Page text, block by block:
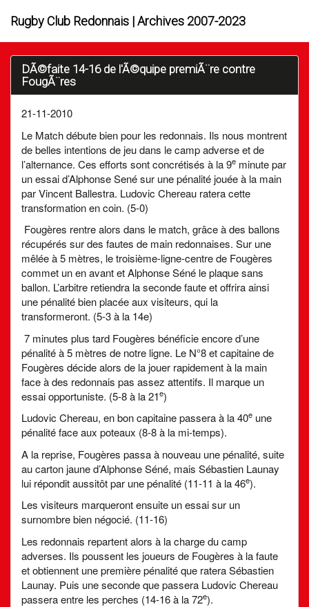
Rugby Club Redonnais | Archives 2007-2023
DÃ©faite 14-16 de l'Ã©quipe premiÃ¨re contre
FougÃ¨res
21-11-2010
Le Match débute bien pour les redonnais. Ils nous montrent
de belles intentions de jeu dans le camp adverse et de
l’alternance. Ces efforts sont concrétisés à la 9e minute par
un essai d’Alphonse Sené sur une pénalité jouée à la main
par Vincent Ballestra. Ludovic Chereau ratera cette
transformation en coin. (5-0)
Fougères rentre alors dans le match, grâce à des ballons
récupérés sur des fautes de main redonnaises. Sur une
mêlée à 5 mètres, le troisième-ligne-centre de Fougères
commet un en avant et Alphonse Séné le plaque sans
ballon. L’arbitre retiendra la seconde faute et offrira ainsi
une pénalité bien placée aux visiteurs, qui la
transformeront. (5-3 à la 14e)
7 minutes plus tard Fougères bénéficie encore d’une
pénalité à 5 mètres de notre ligne. Le N°8 et capitaine de
Fougères décide alors de la jouer rapidement à la main
face à des redonnais pas assez attentifs. Il marque un
essai opportuniste. (5-8 à la 21e)
Ludovic Chereau, en bon capitaine passera à la 40e une
pénalité face aux poteaux (8-8 à la mi-temps).
A la reprise, Fougères passa à nouveau une pénalité, suite
au carton jaune d’Alphonse Séné, mais Sébastien Launay
lui répondit aussitôt par une pénalité (11-11 à la 46e).
Les visiteurs marqueront ensuite un essai sur un
surnombre bien négocié. (11-16)
Les redonnais repartent alors à la charge du camp
adverses. Ils poussent les joueurs de Fougères à la faute
et obtiennent une première pénalité que ratera Sébastien
Launay. Puis une seconde que passera Ludovic Chereau
passera entre les perches (14-16 à la 72e).